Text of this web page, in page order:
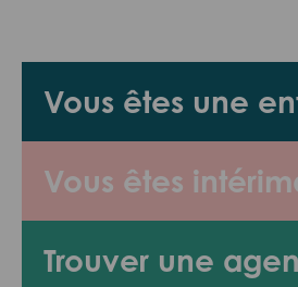
Vous êtes une
Vous êtes
Trouver une